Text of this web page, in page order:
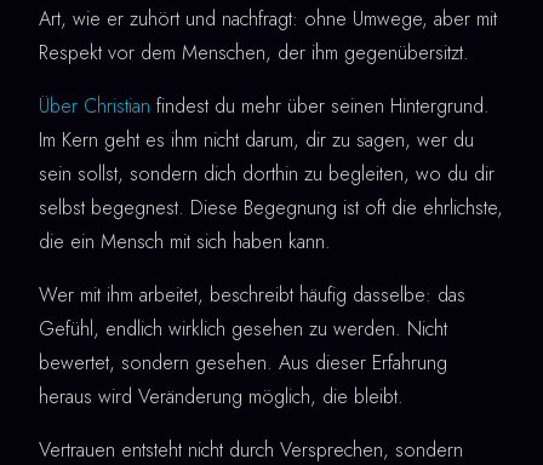
Art, wie er zuhört und nachfragt: ohne Umwege, aber mit
Respekt vor dem Menschen, der ihm gegenübersitzt.
Über Christian findest du mehr über seinen Hintergrund.
Im Kern geht es ihm nicht darum, dir zu sagen, wer du
sein sollst, sondern dich dorthin zu begleiten, wo du dir
selbst begegnest. Diese Begegnung ist oft die ehrlichste,
die ein Mensch mit sich haben kann.
Wer mit ihm arbeitet, beschreibt häufig dasselbe: das
Gefühl, endlich wirklich gesehen zu werden. Nicht
bewertet, sondern gesehen. Aus dieser Erfahrung
heraus wird Veränderung möglich, die bleibt.
Vertrauen entsteht nicht durch Versprechen, sondern